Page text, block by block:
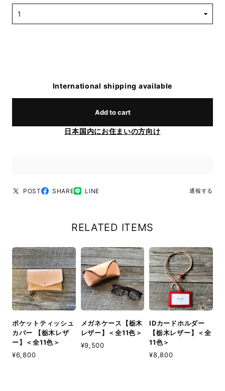
International shipping available
Add to cart
日本国内にお住まいの方向け
POST SHARE LINE 通報する
RELATED ITEMS
ポケットティッシュ
カバー 【栃木レザ
ー】＜全11色＞
¥6,800
メガネケース【栃木
レザー】＜全11色＞
¥9,500
IDカードホルダー
【栃木レザー】＜全
11色＞
¥8,800